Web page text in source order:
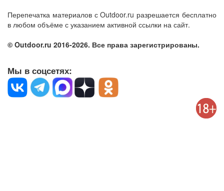
Перепечатка материалов с Outdoor.ru разрешается бесплатно
в любом объёме с указанием активной ссылки на сайт.
© Outdoor.ru 2016-2026. Все права зарегистрированы.
Мы в соцсетях: